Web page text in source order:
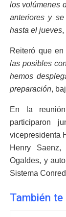
los volúmenes
anteriores y
hasta el jueves,
Reiteró que
las posibles
hemos
preparación,
En la
participaron
vicepresidenta
Henry
Ogaldes, y
Sistema
También